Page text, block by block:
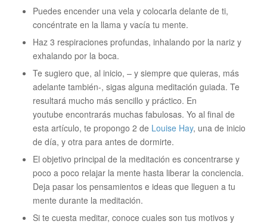
Puedes encender una vela y colocarla delante de ti,
concéntrate en la llama y vacía tu mente.
Haz 3 respiraciones profundas, inhalando por la nariz y
exhalando por la boca.
Te sugiero que, al inicio, – y siempre que quieras, más
adelante también-, sigas alguna meditación guiada. Te
resultará mucho más sencillo y práctico. En
youtube encontrarás muchas fabulosas. Yo al final de
esta artículo, te propongo 2 de Louise Hay, una de inicio
de día, y otra para antes de dormirte.
El objetivo principal de la meditación es concentrarse y
poco a poco relajar la mente hasta liberar la conciencia.
Deja pasar los pensamientos e ideas que lleguen a tu
mente durante la meditación.
Si te cuesta meditar, conoce cuales son tus motivos y